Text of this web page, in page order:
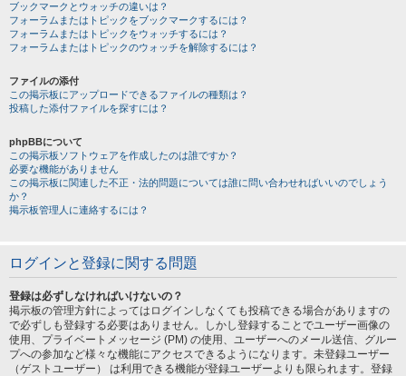
ブックマークとウォッチの違いは？
フォーラムまたはトピックをブックマークするには？
フォーラムまたはトピックをウォッチするには？
フォーラムまたはトピックのウォッチを解除するには？
ファイルの添付
この掲示板にアップロードできるファイルの種類は？
投稿した添付ファイルを探すには？
phpBBについて
この掲示板ソフトウェアを作成したのは誰ですか？
必要な機能がありません
この掲示板に関連した不正・法的問題については誰に問い合わせればいいのでしょう
か？
掲示板管理人に連絡するには？
ログインと登録に関する問題
登録は必ずしなければいけないの？
掲示板の管理方針によってはログインしなくても投稿できる場合がありますの
で必ずしも登録する必要はありません。しかし登録することでユーザー画像の
使用、プライベートメッセージ (PM) の使用、ユーザーへのメール送信、グルー
プへの参加など様々な機能にアクセスできるようになります。未登録ユーザー
（ゲストユーザー） は利用できる機能が登録ユーザーよりも限られます。登録